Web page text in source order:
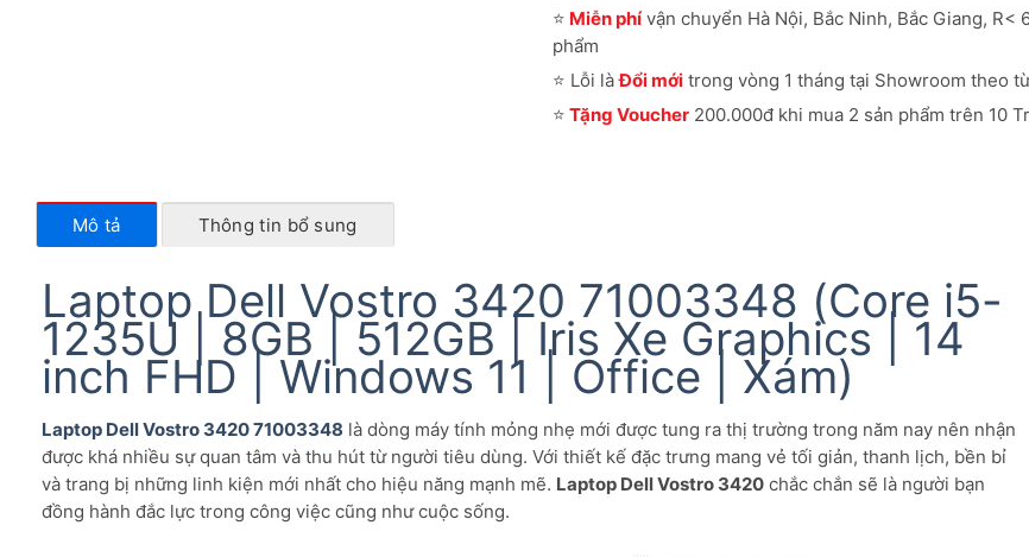
⭐ Miễn phívận chuyển Hà Nội, Bắc Ninh, Bắc Giang, R<
phẩm
⭐ Lỗi làĐổi mớitrong vòng 1 tháng tại Showroom theo
⭐ Tặng Voucher200.000đ khi mua 2 sản phẩm trên 10
Mô tả Thông tin bổ sung
Laptop Dell Vostro 3420 71003348 (Core i5-
1235U | 8GB | 512GB | Iris Xe Graphics | 14
inch FHD | Windows 11 | Office | Xám)
Laptop Dell Vostro 3420 71003348 là dòng máy tính mỏng nhẹ mới được tung ra thị trường trong năm nay nên nhận
được khá nhiều sự quan tâm và thu hút từ người tiêu dùng. Với thiết kế đặc trưng mang vẻ tối giản, thanh lịch, bền bỉ
và trang bị những linh kiện mới nhất cho hiệu năng mạnh mẽ. Laptop Dell Vostro 3420 chắc chắn sẽ là người bạn
đồng hành đắc lực trong công việc cũng như cuộc sống.